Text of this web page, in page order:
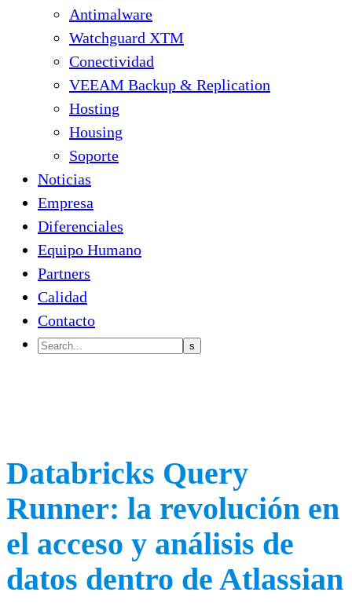
Antimalware
Watchguard XTM
Conectividad
VEEAM Backup & Replication
Hosting
Housing
Soporte
Noticias
Empresa
Diferenciales
Equipo Humano
Partners
Calidad
Contacto
Databricks Query
Runner: la revolución en
el acceso y análisis de
datos dentro de Atlassian